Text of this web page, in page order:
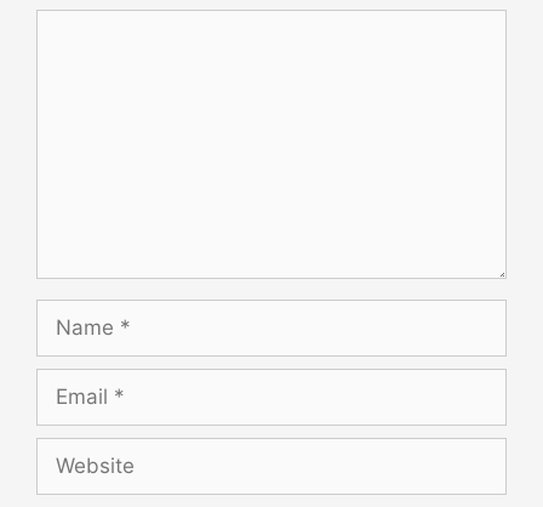
Name
Email
Website